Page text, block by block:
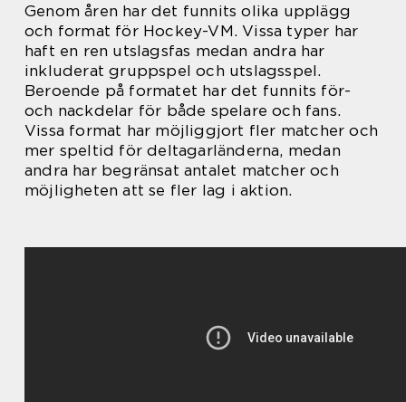
Genom åren har det funnits olika upplägg
och format för Hockey-VM. Vissa typer har
haft en ren utslagsfas medan andra har
inkluderat gruppspel och utslagsspel.
Beroende på formatet har det funnits för-
och nackdelar för både spelare och fans.
Vissa format har möjliggjort fler matcher och
mer speltid för deltagarländerna, medan
andra har begränsat antalet matcher och
möjligheten att se fler lag i aktion.